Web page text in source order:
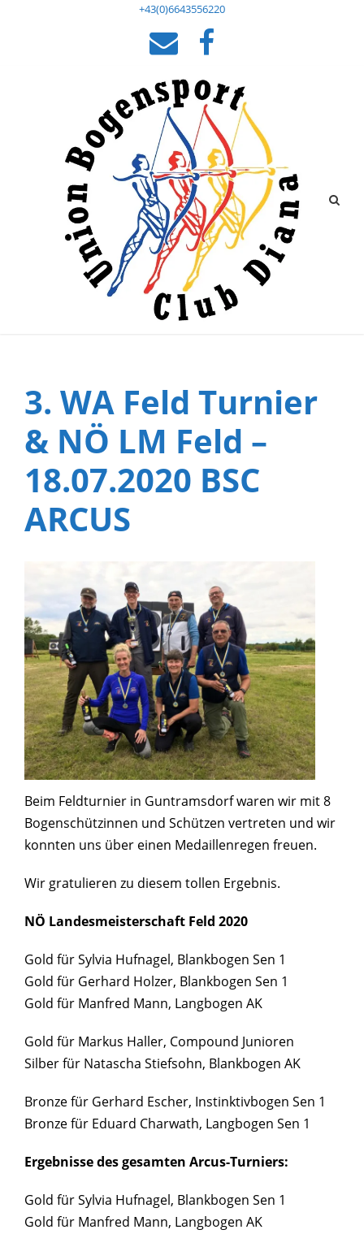
+43(0)6643556220
3. WA Feld Turnier
& NÖ LM Feld –
18.07.2020 BSC
ARCUS
Beim Feldturnier in Guntramsdorf waren wir mit 8
Bogenschützinnen und Schützen vertreten und wir
konnten uns über einen Medaillenregen freuen.
Wir gratulieren zu diesem tollen Ergebnis.
NÖ Landesmeisterschaft Feld 2020
Gold für Sylvia Hufnagel, Blankbogen Sen 1
Gold für Gerhard Holzer, Blankbogen Sen 1
Gold für Manfred Mann, Langbogen AK
Gold für Markus Haller, Compound Junioren
Silber für Natascha Stiefsohn, Blankbogen AK
Bronze für Gerhard Escher, Instinktivbogen Sen 1
Bronze für Eduard Charwath, Langbogen Sen 1
Ergebnisse des gesamten Arcus-Turniers:
Gold für Sylvia Hufnagel, Blankbogen Sen 1
Gold für Manfred Mann, Langbogen AK